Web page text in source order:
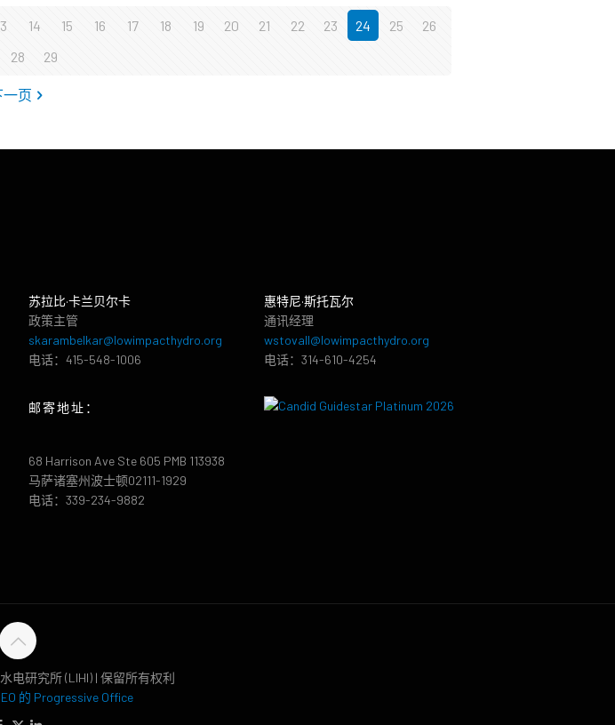
14 15 16 17 18 19 20 21 22 23 24 25
26
28 29
一页
苏拉比·卡兰贝尔卡
政策主管
skarambelkar@lowimpacthydro.org
电话：415-548-1006
邮寄地址：
68 Harrison Ave Ste 605 PMB 113938
马萨诸塞州波士顿02111-1929
电话：339-234-9882
惠特尼·斯托瓦尔
通讯经理
wstovall@lowimpacthydro.org
电话：314-610-4254
电研究所 (LIHI) | 保留所有权利
的 Progressive Office